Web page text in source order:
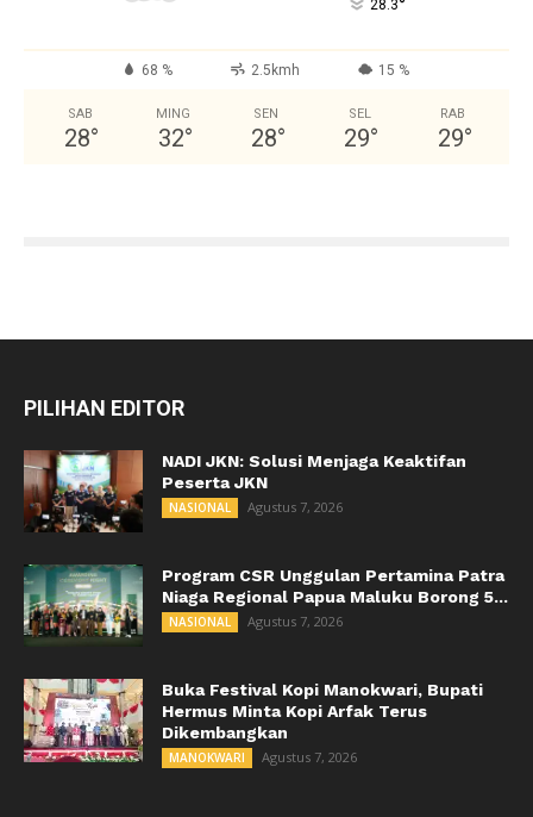
28.3°
68 % 2.5kmh 15 %
SAB
28°
MING
32°
SEN
28°
SEL
29°
RAB
29°
PILIHAN EDITOR
NADI JKN: Solusi Menjaga Keaktifan
Peserta JKN
NASIONAL Agustus 7, 2026
Program CSR Unggulan Pertamina Patra
Niaga Regional Papua Maluku Borong 5...
NASIONAL Agustus 7, 2026
Buka Festival Kopi Manokwari, Bupati
Hermus Minta Kopi Arfak Terus
Dikembangkan
MANOKWARI Agustus 7, 2026